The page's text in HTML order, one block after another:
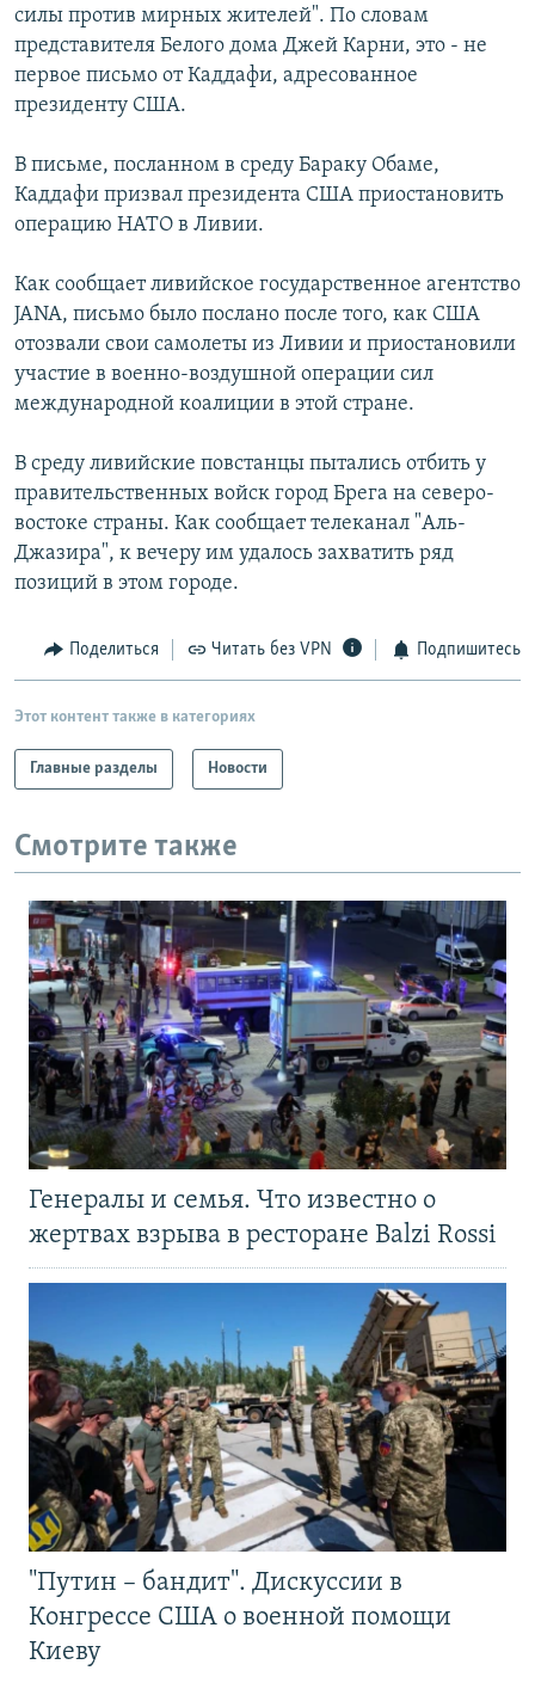
силы против мирных жителей". По словам
представителя Белого дома Джей Карни, это - не
первое письмо от Каддафи, адресованное
президенту США.
В письме, посланном в среду Бараку Обаме,
Каддафи призвал президента США приостановить
операцию НАТО в Ливии.
Как сообщает ливийское государственное агентство
JANA, письмо было послано после того, как США
отозвали свои самолеты из Ливии и приостановили
участие в военно-воздушной операции сил
международной коалиции в этой стране.
В среду ливийские повстанцы пытались отбить у
правительственных войск город Брега на северо-
востоке страны. Как сообщает телеканал "Аль-
Джазира", к вечеру им удалось захватить ряд
позиций в этом городе.
Поделиться Читать без VPN Подпишитесь
Этот контент также в категориях
Главные разделы Новости
Смотрите также
Генералы и семья. Что известно о
жертвах взрыва в ресторане Balzi Rossi
"Путин – бандит". Дискуссии в
Конгрессе США о военной помощи
Киеву